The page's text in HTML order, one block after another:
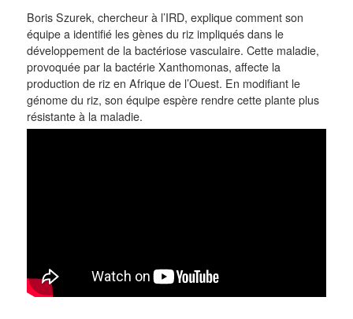
Boris Szurek, chercheur à l’IRD, explique comment son
équipe a identifié les gènes du riz impliqués dans le
développement de la bactériose vasculaire. Cette maladie,
provoquée par la bactérie Xanthomonas, affecte la
production de riz en Afrique de l’Ouest. En modifiant le
génome du riz, son équipe espère rendre cette plante plus
résistante à la maladie.